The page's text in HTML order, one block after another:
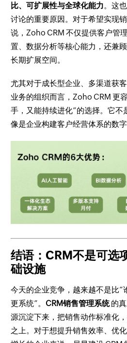
比、可扩展性与全球化能力。这
讨论的重要原因。对于希望实现
说，Zoho CRM 不仅提供客户管
置、数据分析等核心能力，还兼
长期扩展空间。
尤其对于成长型企业、多渠道获
业务的组织而言，Zoho CRM 更
手，又能持续进化”的选择。它不
像是企业构建客户经营体系的数字
结语：CRM不是可选
础设施
今天的企业竞争，越来越不是比“
更系统”。 CRM销售管理系统的
源沉淀下来，把销售动作标准化
之上。对于想提升销售效率、优